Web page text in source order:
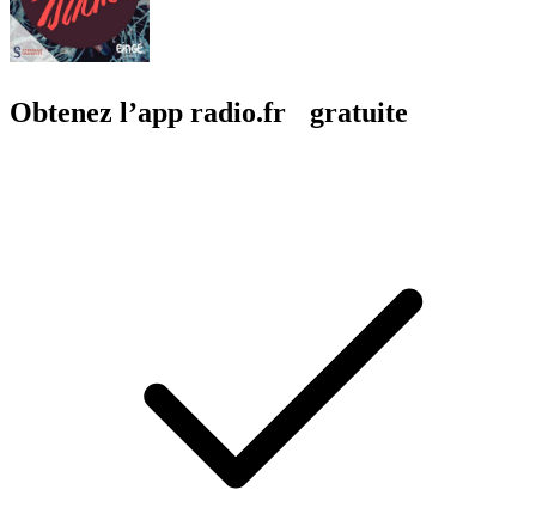
Obtenez l’app radio.fr gratuite